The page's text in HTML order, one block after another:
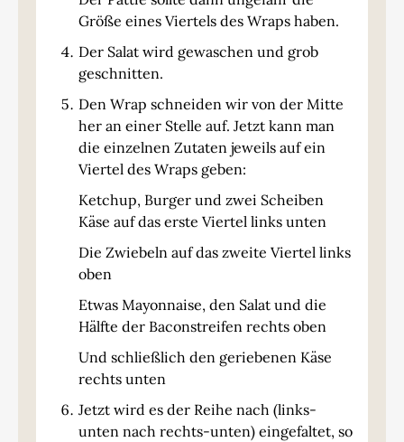
Größe eines Viertels des Wraps haben.
Der Salat wird gewaschen und grob
geschnitten.
Den Wrap schneiden wir von der Mitte
her an einer Stelle auf. Jetzt kann man
die einzelnen Zutaten jeweils auf ein
Viertel des Wraps geben:
Ketchup, Burger und zwei Scheiben
Käse auf das erste Viertel links unten
Die Zwiebeln auf das zweite Viertel links
oben
Etwas Mayonnaise, den Salat und die
Hälfte der Baconstreifen rechts oben
Und schließlich den geriebenen Käse
rechts unten
Jetzt wird es der Reihe nach (links-
unten nach rechts-unten) eingefaltet, so